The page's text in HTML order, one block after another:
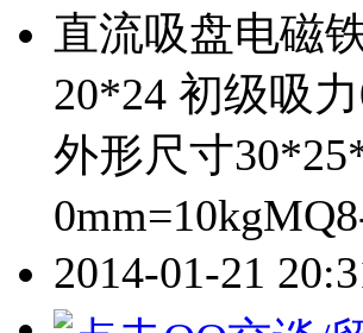
直流吸盘电磁
20*24 初级吸
外形尺寸
2014-01-21